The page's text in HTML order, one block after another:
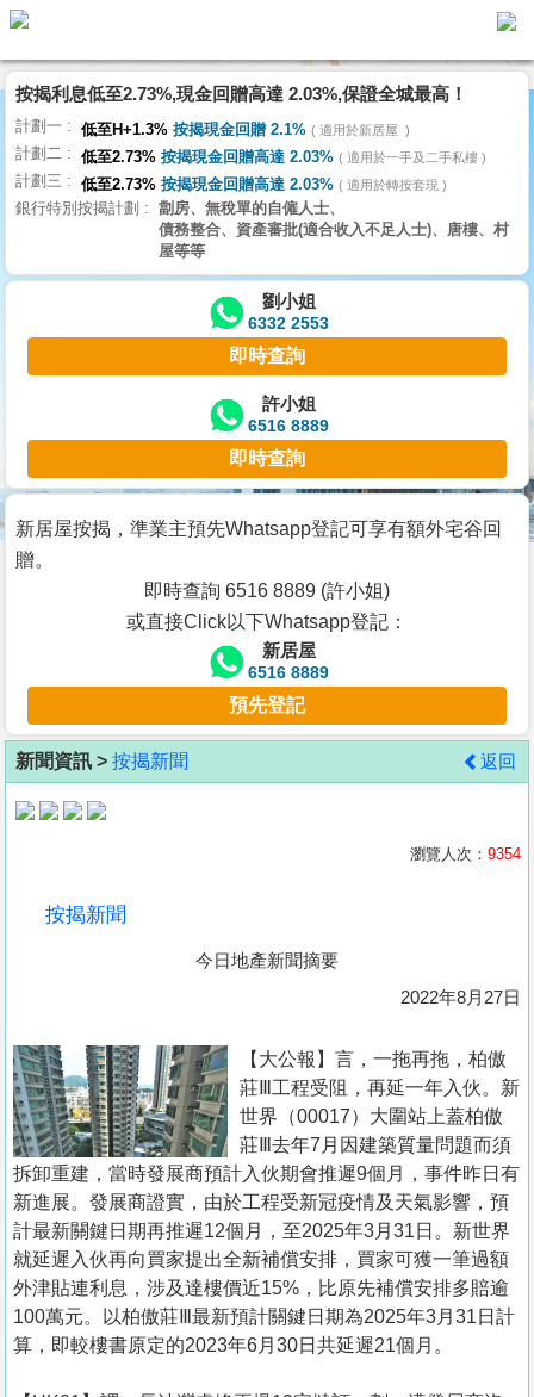
代
理
主
頁
搵
樓/
交
業
主
宅
谷
按
客
地
產
置
業
手
冊
關
於
我
們
按揭利息低至2.73%,現金回贈高達 2.03%,保證全城最高！
計劃一 低至H+1.3% 按揭現金回贈 2.1% 適用於新居屋
計劃二 低至2.73% 按揭現金回贈高達 2.03% 適用於一手及二手私樓
計劃三 低至2.73% 按揭現金回贈高達 2.03% 適用於轉按套現
銀行特別按揭計劃
劏房、無稅單的自僱人士、
債務整合、資產審批(適合收入不足人士)、唐樓、村
屋等等
劉小姐
6332 2553
即時查詢
許小姐
6516 8889
即時查詢
新居屋按揭，準業主預先Whatsapp登記可享有額外宅谷回
贈。
即時查詢 6516 8889 (許小姐)
或直接Click以下Whatsapp登記：
新居屋
6516 8889
預先登記
新聞資訊 > 按揭新聞 返回
瀏覽人次： 9354
按揭新聞
今日地產新聞摘要
2022年8月27日
【大公報】言， 一拖再拖，柏傲
莊Ⅲ工程受阻，再延一年入伙。新
世界（00017）大圍站上蓋柏傲
莊Ⅲ去年7月因建築質量問題而須
拆卸重建，當時發展商預計入伙期會推遲9個月，事件昨日有
新進展。發展商證實，由於工程受新冠疫情及天氣影響，預
計最新關鍵日期再推遲12個月，至2025年3月31日。新世界
就延遲入伙再向買家提出全新補償安排，買家可獲一筆過額
外津貼連利息，涉及達樓價近15%，比原先補償安排多賠逾
100萬元。以柏傲莊Ⅲ最新預計關鍵日期為2025年3月31日計
算，即較樓書原定的2023年6月30日共延遲21個月。